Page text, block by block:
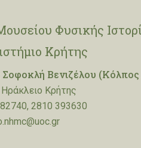
Φυσικής
Κρήτης
Βενιζέλου (Κόλπος
Κρήτης
2810 393630